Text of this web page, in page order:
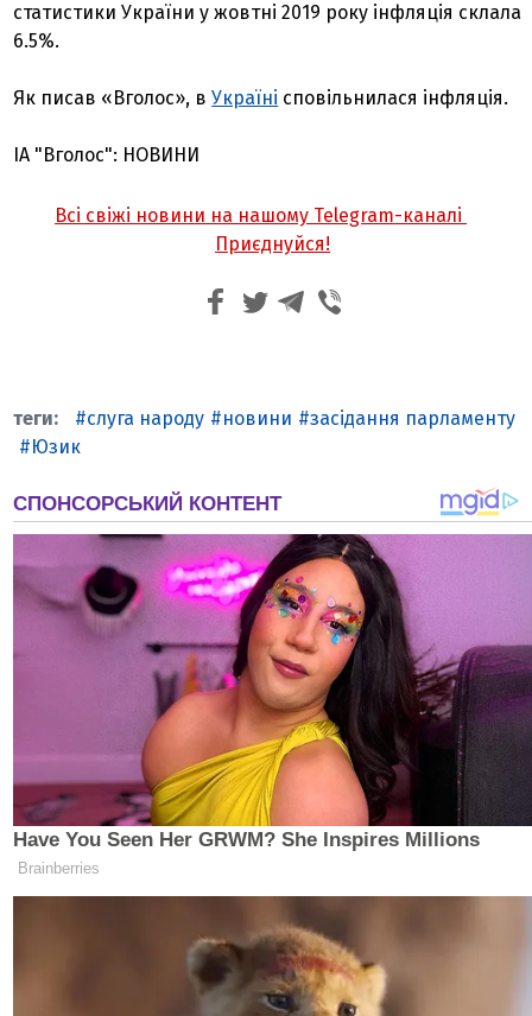
статистики України у жовтні 2019 року інфляція склала
6.5%.
Як писав «Вголос», вУкраїні сповільнилася інфляція.
ІА "Вголос": НОВИНИ
Всі свіжі новини на нашому Telegram-каналі
Приєднуйся!
слуга народу новини
засідання парламенту
Юзик